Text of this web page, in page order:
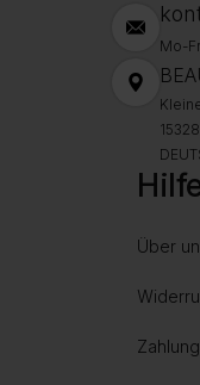
Mo-
Über